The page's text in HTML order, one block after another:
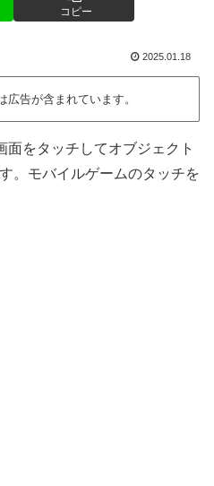
コピー
2025.01.18
広告が含まれています。
をタッチしてオブジェクト
。モバイルゲームのタッチを